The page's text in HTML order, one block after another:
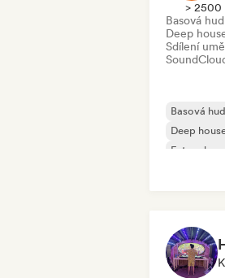
> 2500
Basová
Deep
Sdílení
Basová
Deep
Future